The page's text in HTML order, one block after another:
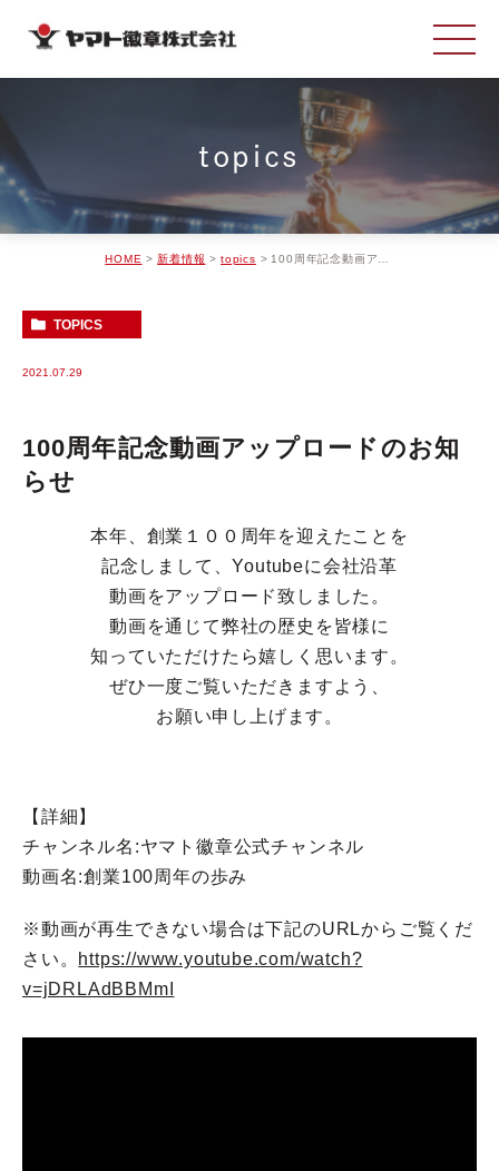
topics
HOME 新着情報 topics 100周年記念動画アップロードのお知らせ
TOPICS
2021.07.29
100周年記念動画アップロードのお知
らせ
本年、創業１００周年を迎えたことを
記念しまして、Youtubeに会社沿革
動画をアップロード致しました。
動画を通じて弊社の歴史を皆様に
知っていただけたら嬉しく思います。
ぜひ一度ご覧いただきますよう、
お願い申し上げます。
【詳細】
チャンネル名:ヤマト徽章公式チャンネル
動画名:創業100周年の歩み
※動画が再生できない場合は下記のURLからご覧くだ
さい。 https://www.youtube.com/watch?
v=jDRLAdBBMmI